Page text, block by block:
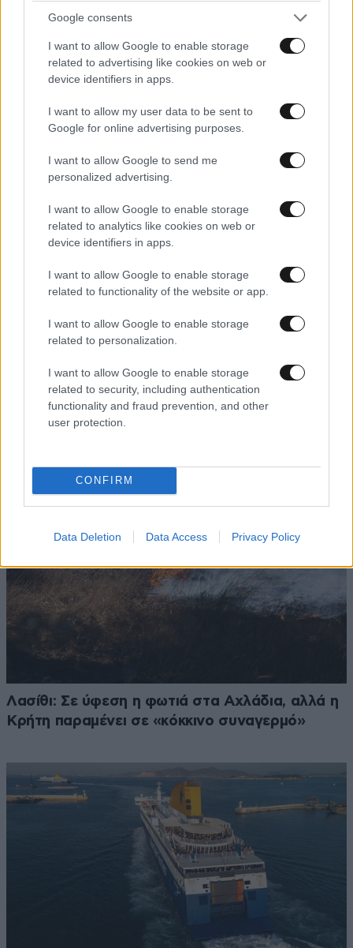
Google consents
I want to allow Google to enable storage
related to advertising like cookies on web or
device identifiers in apps.
I want to allow my user data to be sent to
Google for online advertising purposes.
I want to allow Google to send me
personalized advertising.
I want to allow Google to enable storage
related to analytics like cookies on web or
device identifiers in apps.
I want to allow Google to enable storage
related to functionality of the website or app.
I want to allow Google to enable storage
related to personalization.
I want to allow Google to enable storage
related to security, including authentication
functionality and fraud prevention, and other
user protection.
CONFIRM
Data Deletion Data Access Privacy Policy
Ρέθυμνο: Ο τουρισμός «νικά» τον πύρινο
εφιάλτη στο νότο
Άνδρος: Εκεί όπου η κυκλαδίτικη φύση συναντά
Λασίθι: Σε ύφεση η φωτιά στα Αχλάδια, αλλά η
Κρήτη παραμένει σε «κόκκινο συναγερμό»